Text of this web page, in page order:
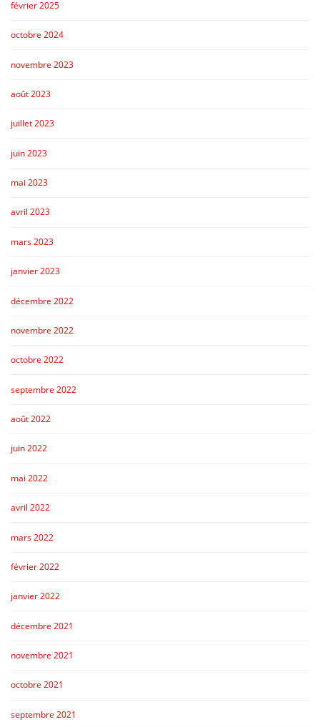
février 2025
octobre 2024
novembre 2023
août 2023
juillet 2023
juin 2023
mai 2023
avril 2023
mars 2023
janvier 2023
décembre 2022
novembre 2022
octobre 2022
septembre 2022
août 2022
juin 2022
mai 2022
avril 2022
mars 2022
février 2022
janvier 2022
décembre 2021
novembre 2021
octobre 2021
septembre 2021